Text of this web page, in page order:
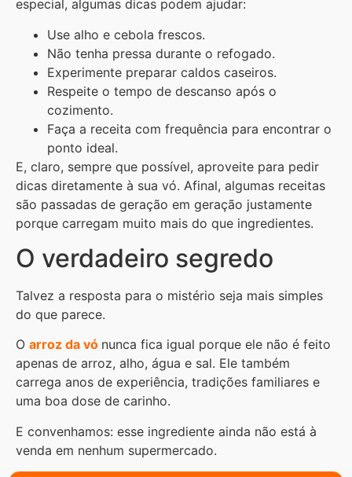
especial, algumas dicas podem ajudar:
Use alho e cebola frescos.
Não tenha pressa durante o refogado.
Experimente preparar caldos caseiros.
Respeite o tempo de descanso após o
cozimento.
Faça a receita com frequência para encontrar o
ponto ideal.
E, claro, sempre que possível, aproveite para pedir
dicas diretamente à sua vó. Afinal, algumas receitas
são passadas de geração em geração justamente
porque carregam muito mais do que ingredientes.
O verdadeiro segredo
Talvez a resposta para o mistério seja mais simples
do que parece.
O arroz da vó nunca fica igual porque ele não é feito
apenas de arroz, alho, água e sal. Ele também
carrega anos de experiência, tradições familiares e
uma boa dose de carinho.
E convenhamos: esse ingrediente ainda não está à
venda em nenhum supermercado.